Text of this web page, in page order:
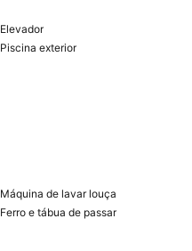
Elevador
Piscina exterior
Máquina de lavar louça
Ferro e tábua de passar